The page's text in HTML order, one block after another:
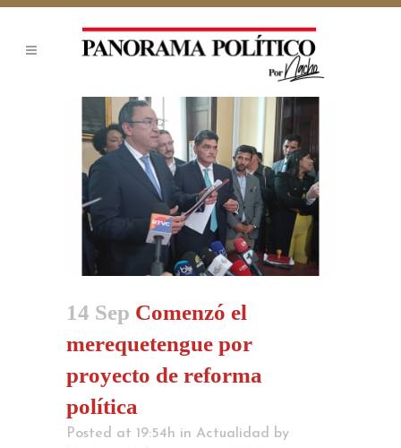
14 Sep Comenzó el
merequetengue por
proyecto de reforma
política
Posted at 19:54h in Actualidad
by